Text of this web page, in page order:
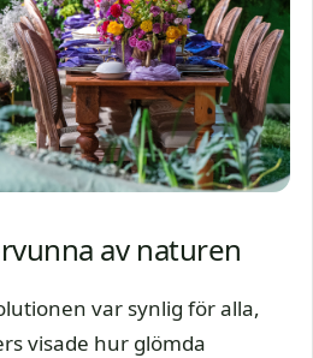
av naturen
var synlig för alla,
visade hur glömda